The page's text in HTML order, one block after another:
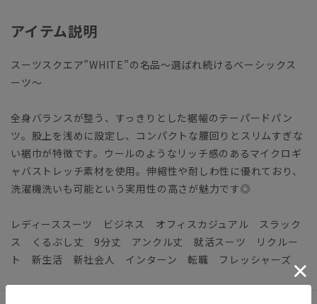
アイテム説明
スーツスクエア”WHITE”の名品～選ばれ続けるベーシックス
ーツ～
全身バランスが整う、すっきりとした裾幅のテーパードパン
ツ。股上を浅めに設定し、コンパクトな腰回りとスリムすぎな
い裾巾が特徴です。ウールのようなリッチ感のあるマイクロギ
ャバストレッチ素材を使用。伸縮性や耐しわ性に優れており、
洗濯機洗いも可能という実用性の高さが魅力です◎
レディーススーツ ビジネス オフィスカジュアル スラック
ス くるぶし丈 9分丈 アンクル丈 就活スーツ リクルー
ト 新生活 新社会人 インターン 転職 フレッシャーズ